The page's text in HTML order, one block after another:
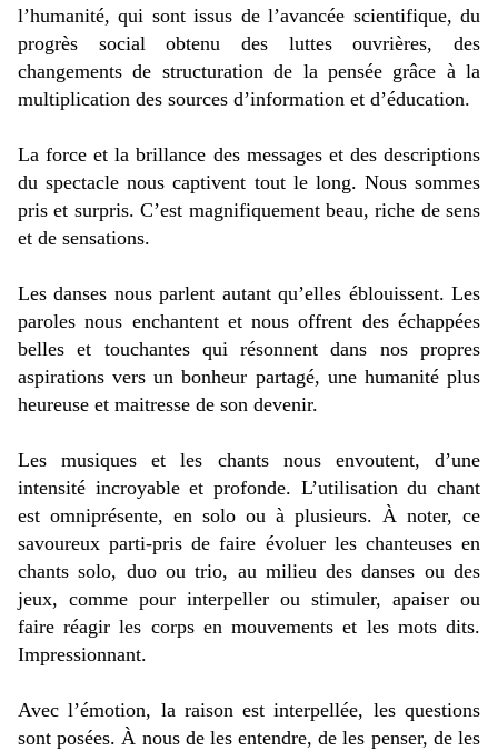
l’humanité, qui sont issus de l’avancée scientifique, du
progrès social obtenu des luttes ouvrières, des
changements de structuration de la pensée grâce à la
multiplication des sources d’information et d’éducation.
La force et la brillance des messages et des descriptions
du spectacle nous captivent tout le long. Nous sommes
pris et surpris. C’est magnifiquement beau, riche de sens
et de sensations.
Les danses nous parlent autant qu’elles éblouissent. Les
paroles nous enchantent et nous offrent des échappées
belles et touchantes qui résonnent dans nos propres
aspirations vers un bonheur partagé, une humanité plus
heureuse et maitresse de son devenir.
Les musiques et les chants nous envoutent, d’une
intensité incroyable et profonde. L’utilisation du chant
est omniprésente, en solo ou à plusieurs. À noter, ce
savoureux parti-pris de faire évoluer les chanteuses en
chants solo, duo ou trio, au milieu des danses ou des
jeux, comme pour interpeller ou stimuler, apaiser ou
faire réagir les corps en mouvements et les mots dits.
Impressionnant.
Avec l’émotion, la raison est interpellée, les questions
sont posées. À nous de les entendre, de les penser, de les